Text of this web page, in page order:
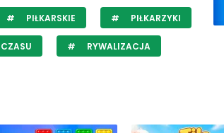
PIŁKARSKIE PIŁKARZYKI
RYWALIZACJA